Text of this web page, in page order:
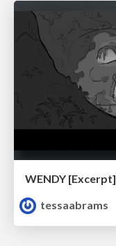
WENDY [Excerpt]
tessaabrams